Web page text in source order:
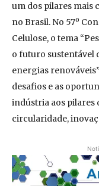
um dos pilares mais
no Brasil. No 57º
Celulose, o tema
o futuro sustentável
energias
desafios e as
indústria aos pilares
circularidade,